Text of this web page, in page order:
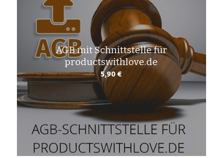
AGB mit Schnittstelle für
productswithlove.de
5,90€